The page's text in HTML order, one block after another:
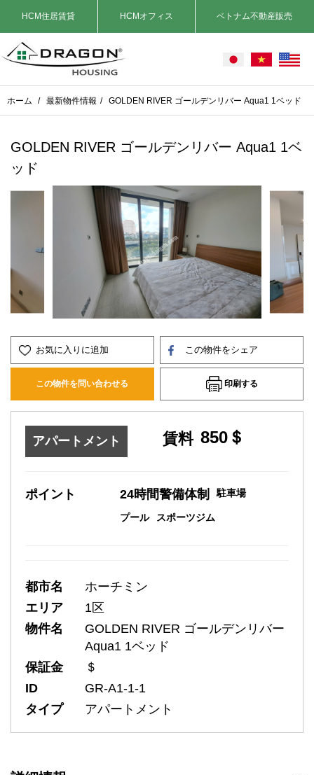
HCM住居賃貸 HCMオフィス ベトナム不動産販売
ホーム / 最新物件情報 / GOLDEN RIVER ゴールデンリバー Aqua1 1ベッド
GOLDEN RIVER ゴールデンリバー Aqua1 1ベ
ッド
お気に入りに追加 この物件をシェア
この物件を問い合わせる 印刷する
アパートメント 賃料 850＄
ポイント 24時間警備体制 駐車場
プール スポーツジム
都市名
ホーチミン
エリア
1区
物件名
GOLDEN RIVER ゴールデンリバー
Aqua1 1ベッド
保証金
＄
ID
GR-A1-1-1
タイプ
アパートメント